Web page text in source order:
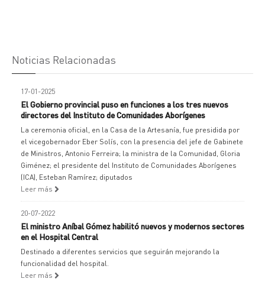
Noticias Relacionadas
17-01-2025
El Gobierno provincial puso en funciones a los tres nuevos
directores del Instituto de Comunidades Aborígenes
La ceremonia oficial, en la Casa de la Artesanía, fue presidida por
el vicegobernador Eber Solís, con la presencia del jefe de Gabinete
de Ministros, Antonio Ferreira; la ministra de la Comunidad, Gloria
Giménez; el presidente del Instituto de Comunidades Aborígenes
(ICA), Esteban Ramírez; diputados
Leer más
20-07-2022
El ministro Aníbal Gómez habilitó nuevos y modernos sectores
en el Hospital Central
Destinado a diferentes servicios que seguirán mejorando la
funcionalidad del hospital.
Leer más